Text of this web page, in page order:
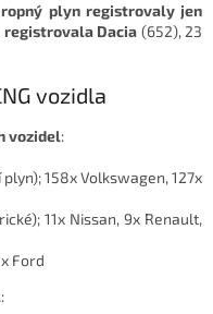
plyn registrovaly jen
registrovala Dacia (652), 23
vozidla
vozidel:
158x Volkswagen, 127x
11x Nissan, 9x Renault,
Ford
: